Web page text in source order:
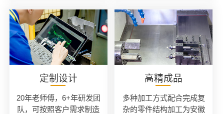
定制设计
20年老师傅，6+年研发团
队，可按照客户需求制造
高精成品
多种加工方式配合完成复
杂的零件结构加工为安徽